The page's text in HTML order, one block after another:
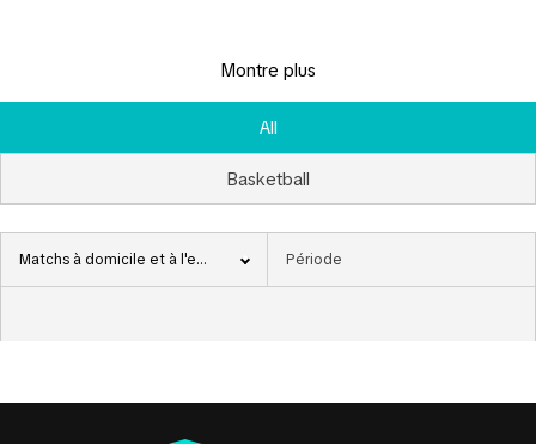
Montre plus
All
Basketball
Matchs à domicile et à l'extérieur